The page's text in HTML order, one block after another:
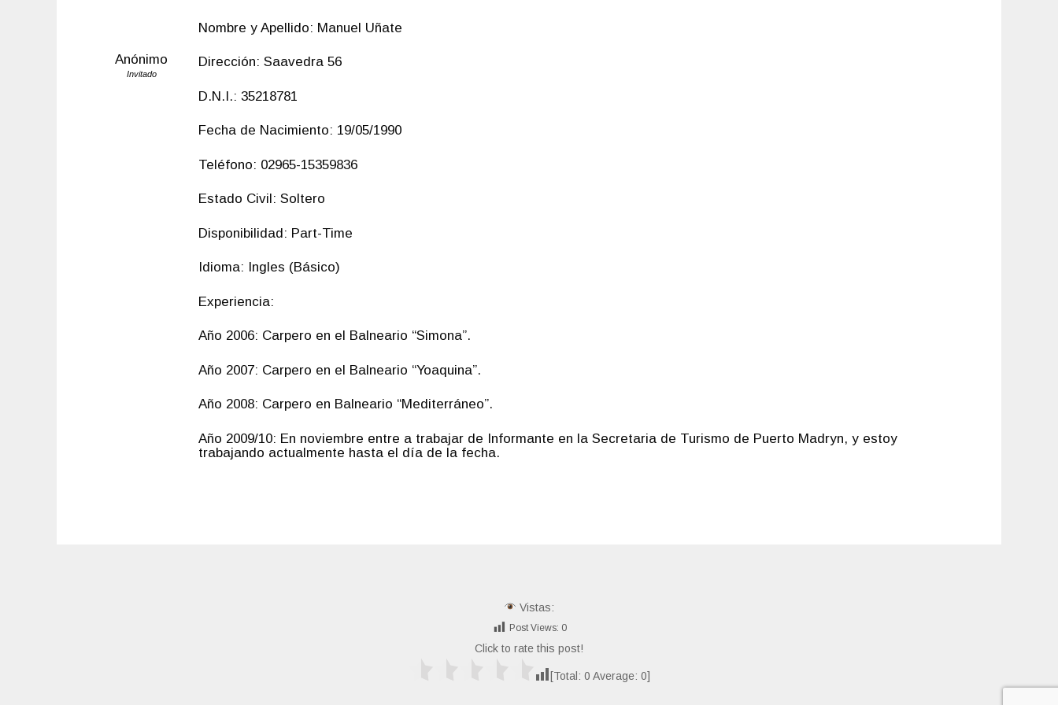
Anónimo
Invitado
Nombre y Apellido: Manuel Uñate
Dirección: Saavedra 56
D.N.I.: 35218781
Fecha de Nacimiento: 19/05/1990
Teléfono: 02965-15359836
Estado Civil: Soltero
Disponibilidad: Part-Time
Idioma: Ingles (Básico)
Experiencia:
Año 2006: Carpero en el Balneario “Simona”.
Año 2007: Carpero en el Balneario “Yoaquina”.
Año 2008: Carpero en Balneario “Mediterráneo”.
Año 2009/10: En noviembre entre a trabajar de Informante en la Secretaria de Turismo de Puerto Madryn, y estoy
trabajando actualmente hasta el día de la fecha.
Vistas:
Post Views: 0
Click to rate this post!
[Total: 0 Average: 0]